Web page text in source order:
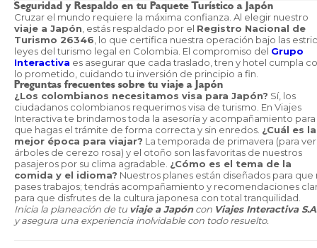
Seguridad y Respaldo en tu Paquete Turístico a Japón
Cruzar el mundo requiere la máxima confianza. Al elegir nuestro
viaje a Japón , estás respaldado por el Registro Nacional de
Turismo 26346 , lo que certifica nuestra operación bajo las
leyes del turismo legal en Colombia. El compromiso del Grupo
Interactiva es asegurar que cada traslado, tren y hotel cumpla
lo prometido, cuidando tu inversión de principio a fin.
Preguntas frecuentes sobre tu viaje a Japón
¿Los colombianos necesitamos visa para Japón? Sí, los
ciudadanos colombianos requerimos visa de turismo. En Viajes
Interactiva te brindamos toda la asesoría y acompañamiento para
que hagas el trámite de forma correcta y sin enredos. ¿Cuál es la
mejor época para viajar? La temporada de primavera (para
árboles de cerezo rosa) y el otoño son las favoritas de nuestros
pasajeros por su clima agradable. ¿Cómo es el tema de la
comida y el idioma? Nuestros planes están diseñados para que
pases trabajos; tendrás acompañamiento y recomendaciones
para que disfrutes de la cultura japonesa con total tranquilidad.
Inicia la planeación de tu viaje a Japóncon Viajes Interactiva
y asegura una experiencia inolvidable con todo resuelto.